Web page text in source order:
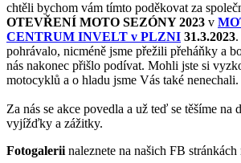
chtěli bychom vám tímto poděkovat za
OTEVŘENÍ MOTO SEZÓNY 2023 v
CENTRUM INVELT v PLZNI 31.3.2023
pohrávalo, nicméně jsme přežili přeháňky a
nás nakonec přišlo podívat. Mohli jste si
motocyklů a o hladu jsme Vás také nenechali.
Za nás se akce povedla a už teď se těšíme na
vyjížďky a zážitky.
Fotogalerii naleznete na našich FB stránkách